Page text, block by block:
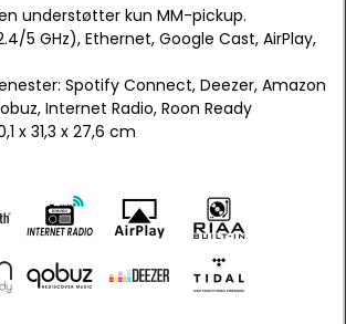
understøtter kun MM-pickup.
5 GHz), Ethernet, Google Cast, AirPlay,
Spotify Connect, Deezer, Amazon
Internet Radio, Roon Ready
x 31,3 x 27,6 cm